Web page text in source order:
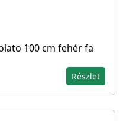
100 cm fehér fa
Részlet